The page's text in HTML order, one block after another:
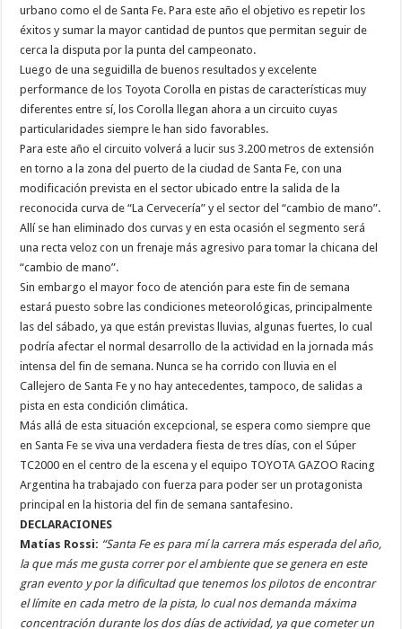
urbano como el de Santa Fe. Para este año el objetivo es repetir los
éxitos y sumar la mayor cantidad de puntos que permitan seguir de
cerca la disputa por la punta del campeonato.
Luego de una seguidilla de buenos resultados y excelente
performance de los Toyota Corolla en pistas de características muy
diferentes entre sí, los Corolla llegan ahora a un circuito cuyas
particularidades siempre le han sido favorables.
Para este año el circuito volverá a lucir sus 3.200 metros de extensión
en torno a la zona del puerto de la ciudad de Santa Fe, con una
modificación prevista en el sector ubicado entre la salida de la
reconocida curva de “La Cervecería” y el sector del “cambio de mano”.
Allí se han eliminado dos curvas y en esta ocasión el segmento será
una recta veloz con un frenaje más agresivo para tomar la chicana del
“cambio de mano”.
Sin embargo el mayor foco de atención para este fin de semana
estará puesto sobre las condiciones meteorológicas, principalmente
las del sábado, ya que están previstas lluvias, algunas fuertes, lo cual
podría afectar el normal desarrollo de la actividad en la jornada más
intensa del fin de semana. Nunca se ha corrido con lluvia en el
Callejero de Santa Fe y no hay antecedentes, tampoco, de salidas a
pista en esta condición climática.
Más allá de esta situación excepcional, se espera como siempre que
en Santa Fe se viva una verdadera fiesta de tres días, con el Súper
TC2000 en el centro de la escena y el equipo TOYOTA GAZOO Racing
Argentina ha trabajado con fuerza para poder ser un protagonista
principal en la historia del fin de semana santafesino.
DECLARACIONES
Matías Rossi: “Santa Fe es para mí la carrera más esperada del año,
la que más me gusta correr por el ambiente que se genera en este
gran evento y por la dificultad que tenemos los pilotos de encontrar
el límite en cada metro de la pista, lo cual nos demanda máxima
concentración durante los dos días de actividad, ya que cometer un